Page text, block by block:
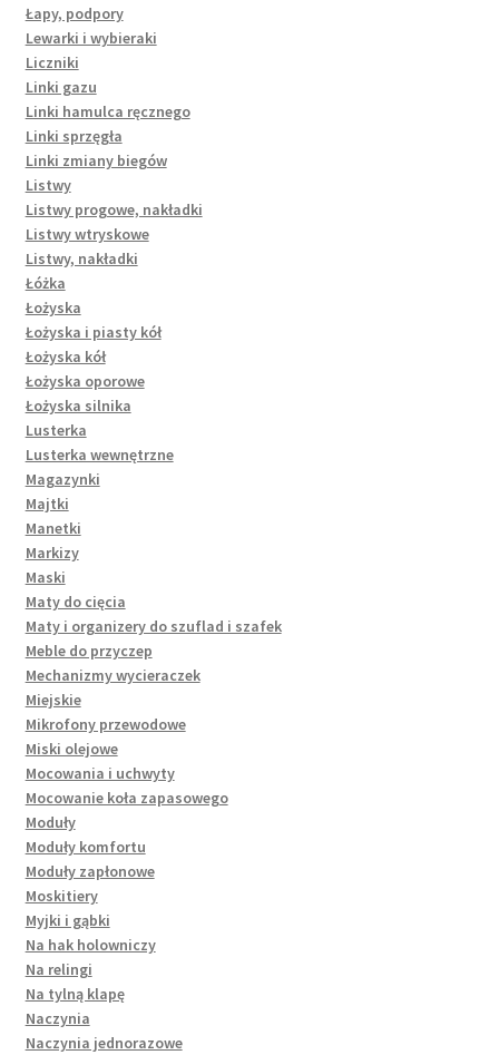
Łapy, podpory
Lewarki i wybieraki
Liczniki
Linki gazu
Linki hamulca ręcznego
Linki sprzęgła
Linki zmiany biegów
Listwy
Listwy progowe, nakładki
Listwy wtryskowe
Listwy, nakładki
Łóżka
Łożyska
Łożyska i piasty kół
Łożyska kół
Łożyska oporowe
Łożyska silnika
Lusterka
Lusterka wewnętrzne
Magazynki
Majtki
Manetki
Markizy
Maski
Maty do cięcia
Maty i organizery do szuflad i szafek
Meble do przyczep
Mechanizmy wycieraczek
Miejskie
Mikrofony przewodowe
Miski olejowe
Mocowania i uchwyty
Mocowanie koła zapasowego
Moduły
Moduły komfortu
Moduły zapłonowe
Moskitiery
Myjki i gąbki
Na hak holowniczy
Na relingi
Na tylną klapę
Naczynia
Naczynia jednorazowe